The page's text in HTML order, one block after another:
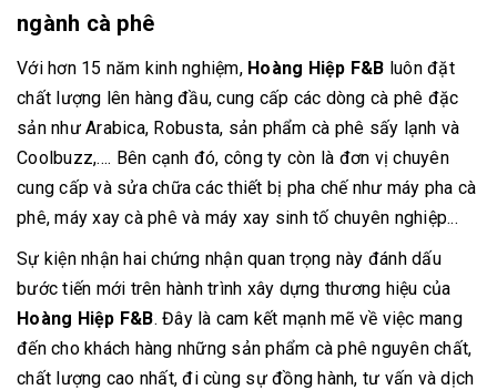
ngành cà phê
Với hơn 15 năm kinh nghiệm, Hoàng Hiệp F&B luôn đặt
chất lượng lên hàng đầu, cung cấp các dòng cà phê đặc
sản như Arabica, Robusta, sản phẩm cà phê sấy lạnh và
Coolbuzz,.... Bên cạnh đó, công ty còn là đơn vị chuyên
cung cấp và sửa chữa các thiết bị pha chế như máy pha cà
phê, máy xay cà phê và máy xay sinh tố chuyên nghiệp...
Sự kiện nhận hai chứng nhận quan trọng này đánh dấu
bước tiến mới trên hành trình xây dựng thương hiệu của
Hoàng Hiệp F&B. Đây là cam kết mạnh mẽ về việc mang
đến cho khách hàng những sản phẩm cà phê nguyên chất,
chất lượng cao nhất, đi cùng sự đồng hành, tư vấn và dịch